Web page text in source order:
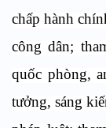
chấp hành
công dân;
quốc phòng,
tưởng, sáng